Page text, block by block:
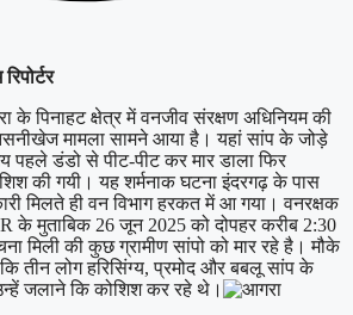
के पिनाहट क्षेत्र में वनजीव संरक्षण अधिनियम की
मामला सामने आया है। यहां सांप के जोड़े
डंडो से पीट-पीट कर मार डाला फिर
की गयी। यह शर्मनाक घटना इंदरगढ़ के पास
मिलते ही वन विभाग हरकत में आ गया। वनरक्षक
के मुताबिक 26 जून 2025 को दोपहर करीब 2:30
मिली की कुछ ग्रामीण सांपो को मार रहे है। मौके
तीन लोग हरिसिंग्य, प्रमोद और बबलू सांप के
जलाने कि कोशिश कर रहे थे।